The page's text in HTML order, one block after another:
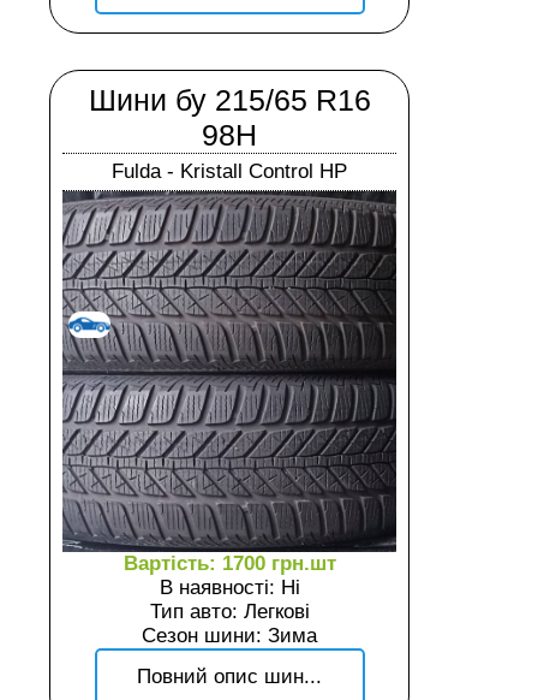
Шини бу 215/65 R16
98H
Fulda - Kristall Control HP
Вартість: 1700 грн.шт
В наявності: Ні
Тип авто: Легкові
Сезон шини: Зима
Повний опис шин...